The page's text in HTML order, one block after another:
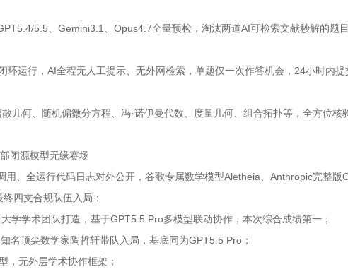
5.5、Gemini3.1、Opus4.7全量预检，淘汰两道AI可检索文献秒解的题
环运行，AI全程无人工提示、无外网检索，单题仅一次作答机会，24小时内提
几何、随机偏微分方程、冯·诺伊曼代数、度量几何、组合拓扑等，全方位核
闭源模型无缘赛场
、全运行代码日志对外公开，谷歌专属数学模型Aletheia、Anthropic完整版
四支合规队伍入局：
学学术团队打造，基于GPT5.5 Pro多模型联动协作，本次综合成绩第一；
名顶尖数学家陶哲轩带队入局，基底同为GPT5.5 Pro；
，无外层学术协作框架；